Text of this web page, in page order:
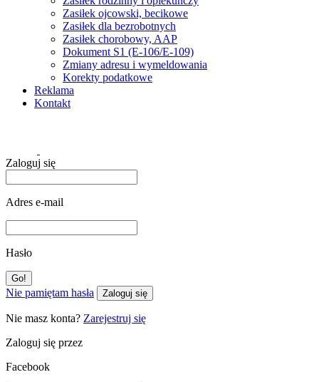
Zasiłek ojcowski, becikowe
Zasiłek dla bezrobotnych
Zasiłek chorobowy, AAP
Dokument S1 (E-106/E-109)
Zmiany adresu i wymeldowania
Korekty podatkowe
Reklama
Kontakt
Zaloguj się
Adres e-mail
Hasło
Nie pamiętam hasła Zaloguj się
Nie masz konta? Zarejestruj się
Zaloguj się przez
Facebook